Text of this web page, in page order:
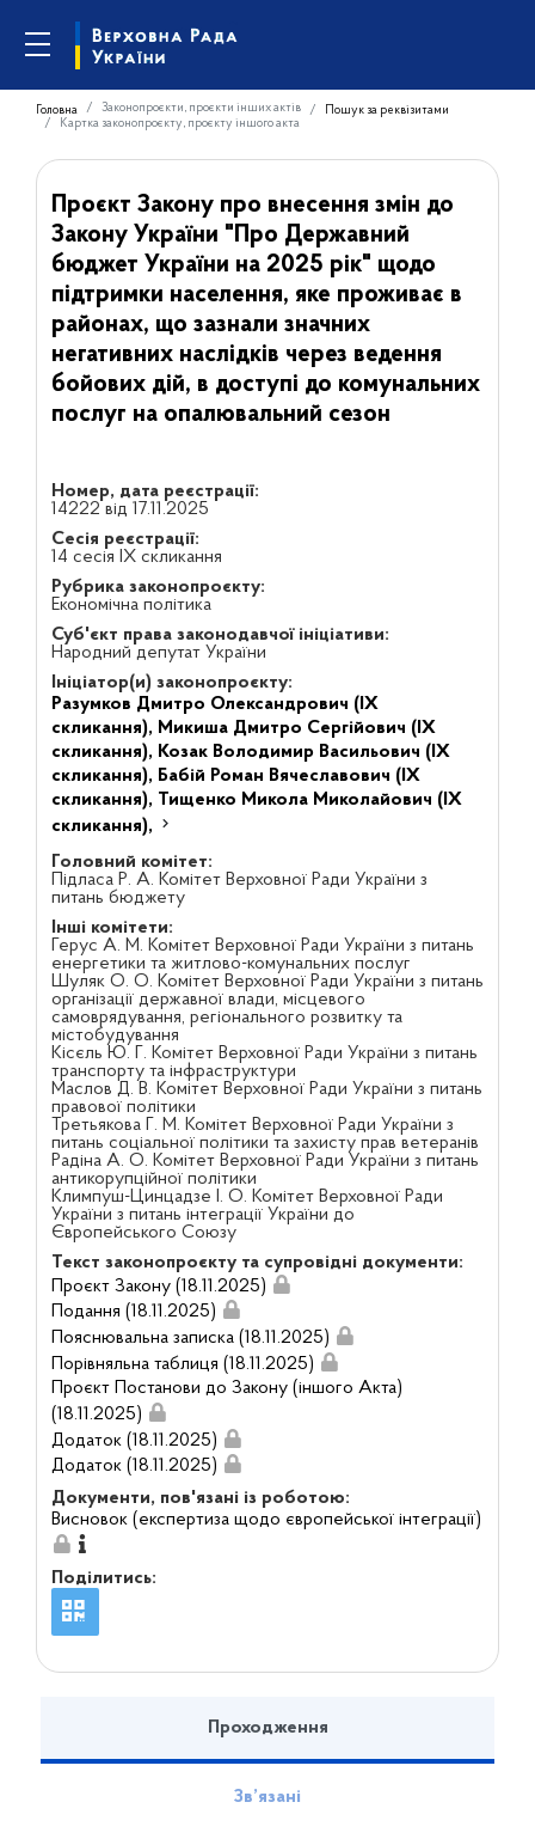
Головна Законопроєкти, проєкти інших актів
Пошук за реквізитами
Картка законопроєкту, проєкту іншого акта
Проєкт Закону про внесення змін до
Закону України "Про Державний
бюджет України на 2025 рік" щодо
підтримки населення, яке проживає в
районах, що зазнали значних
негативних наслідків через ведення
бойових дій, в доступі до комунальних
послуг на опалювальний сезон
Номер, дата реєстрації:
14222 від 17.11.2025
Сесія реєстрації:
14 сесія IX скликання
Рубрика законопроєкту:
Економічна політика
Суб'єкт права законодавчої ініціативи:
Народний депутат України
Ініціатор(и) законопроєкту:
Разумков Дмитро Олександрович (IX
скликання), Микиша Дмитро Сергійович (IX
скликання), Козак Володимир Васильович (IX
скликання), Бабій Роман Вячеславович (IX
скликання), Тищенко Микола Миколайович (IX
скликання),
Головний комітет:
Підласа Р. А. Комітет Верховної Ради України з
питань бюджету
Інші комітети:
Герус А. М. Комітет Верховної Ради України з питань
енергетики та житлово-комунальних послуг
Шуляк О. О. Комітет Верховної Ради України з питань
організації державної влади, місцевого
самоврядування, регіонального розвитку та
містобудування
Кісєль Ю. Г. Комітет Верховної Ради України з питань
транспорту та інфраструктури
Маслов Д. В. Комітет Верховної Ради України з питань
правової політики
Третьякова Г. М. Комітет Верховної Ради України з
питань соціальної політики та захисту прав ветеранів
Радіна А. О. Комітет Верховної Ради України з питань
антикорупційної політики
Климпуш-Цинцадзе І. О. Комітет Верховної Ради
України з питань інтеграції України до
Європейського Союзу
Текст законопроєкту та супровідні документи:
Проєкт Закону (18.11.2025)
Подання (18.11.2025)
Пояснювальна записка (18.11.2025)
Порівняльна таблиця (18.11.2025)
Проєкт Постанови до Закону (іншого Акта)
(18.11.2025)
Додаток (18.11.2025)
Додаток (18.11.2025)
Документи, пов'язані із роботою:
Висновок (експертиза щодо європейської інтеграції)
Поділитись:
Проходження
Зв’язані